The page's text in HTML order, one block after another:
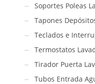
Soportes Poleas
Tapones
Teclados e
Termostatos
Tirador Puerta
Tubos Entrada